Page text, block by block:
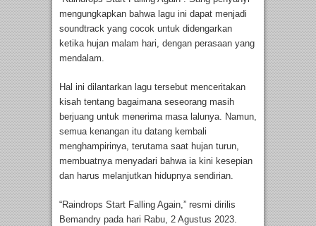
mengungkapkan bahwa lagu ini dapat menjadi
soundtrack yang cocok untuk didengarkan
ketika hujan malam hari, dengan perasaan yang
mendalam.
Hal ini dilantarkan lagu tersebut menceritakan
kisah tentang bagaimana seseorang masih
berjuang untuk menerima masa lalunya. Namun,
semua kenangan itu datang kembali
menghampirinya, terutama saat hujan turun,
membuatnya menyadari bahwa ia kini kesepian
dan harus melanjutkan hidupnya sendirian.
“Raindrops Start Falling Again,” resmi dirilis
Bemandry pada hari Rabu, 2 Agustus 2023.